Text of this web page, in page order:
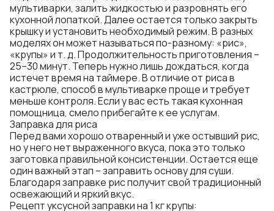
мультиварки, залить жидкостью и разровнять его
кухонной лопаткой. Далее остается только закрыть
крышку и установить необходимый режим. В разных
моделях он может называться по-разному: «рис»,
«крупы» и т. д. Продолжительность приготовления –
25–30 минут. Теперь нужно лишь дождаться, когда
истечет время на таймере. В отличие от риса в
кастрюле, способ в мультиварке проще и требует
меньше контроля. Если у вас есть такая кухонная
помощница, смело прибегайте к ее услугам.
Заправка для риса
Перед вами хорошо отваренный и уже остывший рис,
но у него нет выраженного вкуса, пока это только
заготовка правильной консистенции. Остается еще
один важный этап – заправить основу для суши.
Благодаря заправке рис получит свой традиционный
освежающий и яркий вкус.
Рецепт уксусной заправки на 1 кг крупы: